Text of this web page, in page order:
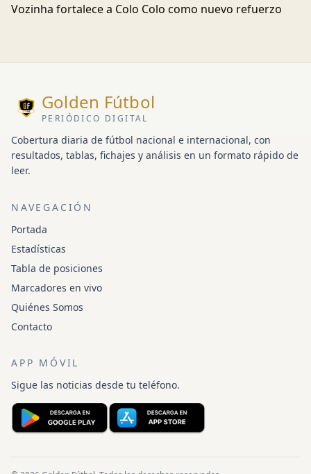
Vozinha fortalece a Colo Colo como nuevo refuerzo
Golden Fútbol
PERIÓDICO DIGITAL
Cobertura diaria de fútbol nacional e internacional, con
resultados, tablas, fichajes y análisis en un formato rápido de
leer.
NAVEGACIÓN
Portada
Estadísticas
Tabla de posiciones
Marcadores en vivo
Quiénes Somos
Contacto
APP MÓVIL
Sigue las noticias desde tu teléfono.